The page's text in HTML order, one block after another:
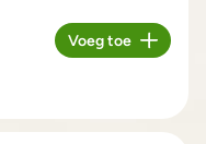
Aantal
Voeg toe